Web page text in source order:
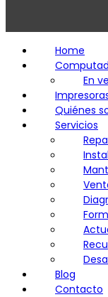
Home
En
Quiénes
Servicios
Blog
Contacto